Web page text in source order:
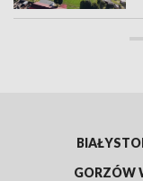
GORZÓW